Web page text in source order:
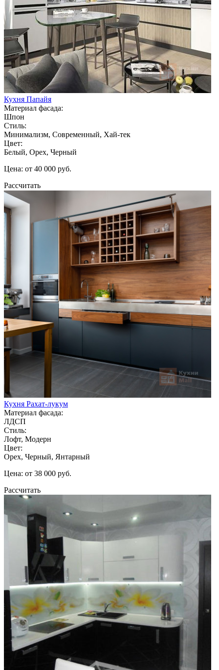
Кухня Папайя
Материал фасада:
Шпон
Стиль:
Минимализм, Современный, Хай-тек
Цвет:
Белый, Орех, Черный
Цена: от 40 000 руб.
Рассчитать
Кухня Рахат-лукум
Материал фасада:
ЛДСП
Стиль:
Лофт, Модерн
Цвет:
Орех, Черный, Янтарный
Цена: от 38 000 руб.
Рассчитать